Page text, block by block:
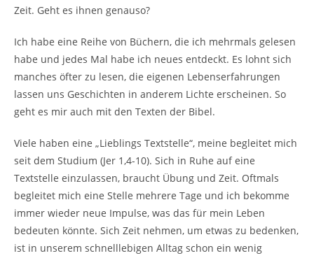
Zeit. Geht es ihnen genauso?
Ich habe eine Reihe von Büchern, die ich mehrmals gelesen
habe und jedes Mal habe ich neues entdeckt. Es lohnt sich
manches öfter zu lesen, die eigenen Lebenserfahrungen
lassen uns Geschichten in anderem Lichte erscheinen. So
geht es mir auch mit den Texten der Bibel.
Viele haben eine „Lieblings Textstelle“, meine begleitet mich
seit dem Studium (Jer 1,4-10). Sich in Ruhe auf eine
Textstelle einzulassen, braucht Übung und Zeit. Oftmals
begleitet mich eine Stelle mehrere Tage und ich bekomme
immer wieder neue Impulse, was das für mein Leben
bedeuten könnte. Sich Zeit nehmen, um etwas zu bedenken,
ist in unserem schnelllebigen Alltag schon ein wenig